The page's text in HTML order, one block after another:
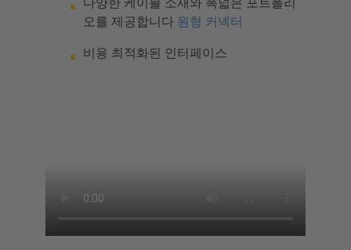
다양한 케이블 소재와 폭넓은 포트폴리
오를 제공합니다 원형 커넥터
비용 최적화된 인터페이스